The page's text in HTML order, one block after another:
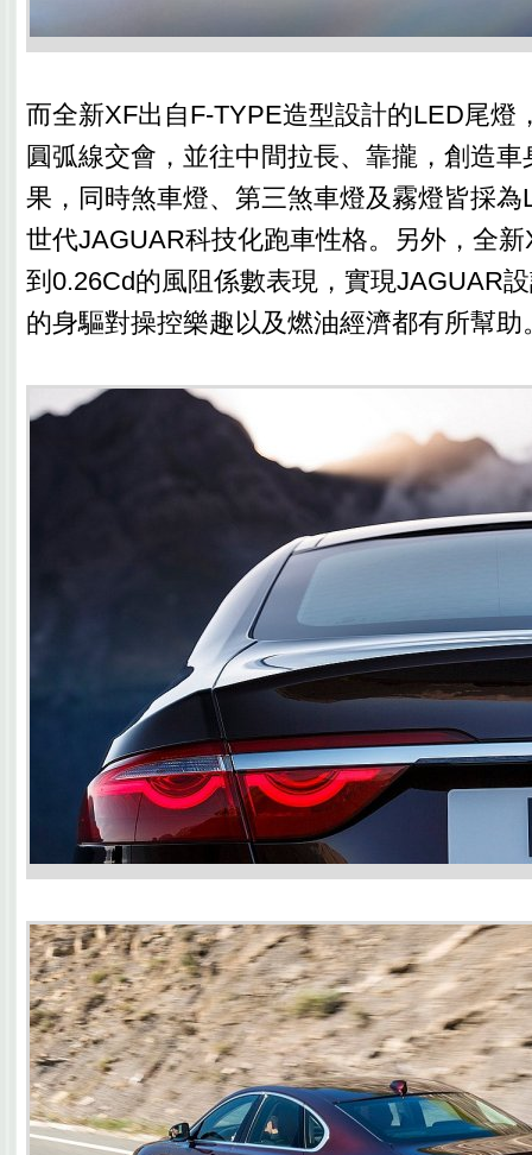
而全新XF出自F-TYPE造型設計的LED尾燈
圓弧線交會，並往中間拉長、靠攏，創造
果，同時煞車燈、第三煞車燈及霧燈皆採
世代JAGUAR科技化跑車性格。另外，全
到0.26Cd的風阻係數表現，實現JAGUAR
的身驅對操控樂趣以及燃油經濟都有所幫助